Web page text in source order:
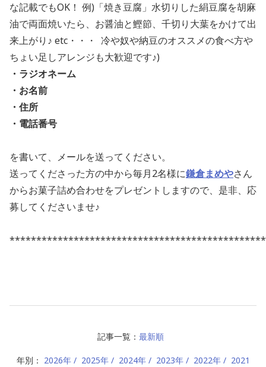
な記載でもOK！ 例)「焼き豆腐」水切りした絹豆腐を胡麻
油で両面焼いたら、お醤油と鰹節、千切り大葉をかけて出
来上がり♪ etc・・・ 冷や奴や納豆のオススメの食べ方や
ちょい足しアレンジも大歓迎です♪)
・ラジオネーム
・お名前
・住所
・電話番号
を書いて、メールを送ってください。
送ってくださった方の中から毎月2名様に鎌倉まめやさん
からお菓子詰め合わせをプレゼントしますので、是非、応
募してくださいませ♪
記事一覧： 最新順
年別： 2026年 2025年 2024年 2023年 2022年
2021